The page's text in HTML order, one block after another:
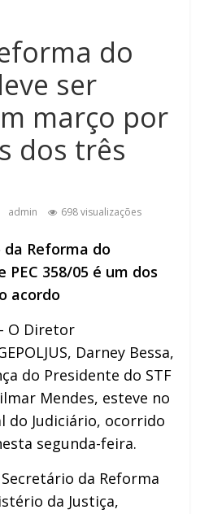
do
ser
março por
dos três
admin 698 visualizações
da Reforma do
358/05 é um dos
acordo
O Diretor
Darney Bessa,
do Presidente do STF
Mendes, esteve no
do Judiciário, ocorrido
segunda-feira.
da Reforma
da Justiça,